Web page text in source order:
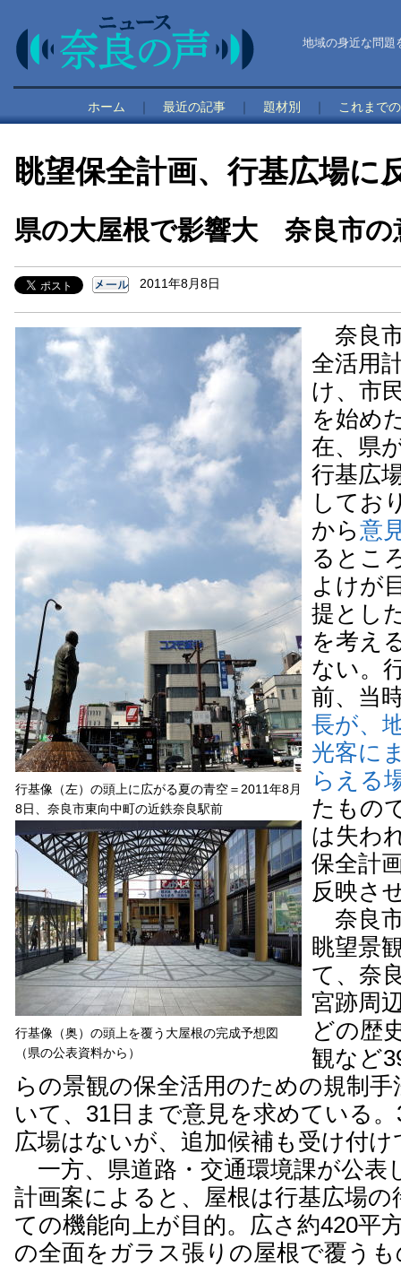
地域の身近な問題
ホーム 最近の記事 題材別 これまで
眺望保全計画、行基広場に
県の大屋根で影響大 奈良市の
2011年8月8日
行基像（左）の頭上に広がる夏の青空＝2011年8月
8日、奈良市東向中町の近鉄奈良駅前
行基像（奥）の頭上を覆う大屋根の完成予想図
（県の公表資料から）
奈良
全活用
け、市
を始め
在、県
行基広
してお
から意
るとこ
よけが
提とし
を考え
ない。
前、当
長が、
光客に
らえる
たもの
は失わ
保全計
反映さ
奈良
眺望景
て、奈
宮跡周
どの歴
観など
らの景観の保全活用のための規制
いて、31日まで意見を求めている
広場はないが、追加候補も受け付け
一方、県道路・交通環境課が公表
計画案によると、屋根は行基広場
ての機能向上が目的。広さ約420平
の全面をガラス張りの屋根で覆う